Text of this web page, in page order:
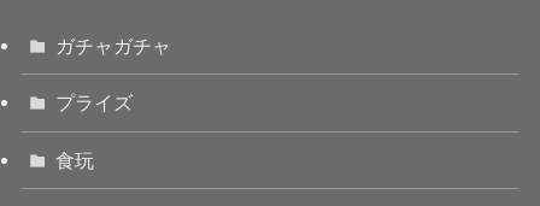
ガチャガチャ
プライズ
食玩